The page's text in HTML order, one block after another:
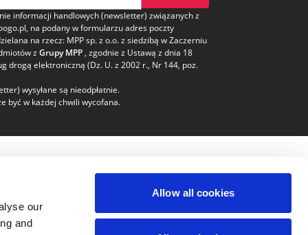
our
and
Allow all cookies
informacji handlowych (newsletter) związanych z
na podany w formularzu adres poczty
na rzecz: MPP sp. z o.o. z siedzibą w Zaczerniu
zGrupy MPP , zgodnie z Ustawą z dnia 18
drogą elektroniczną (Dz. U. z 2002 r., Nr 144, poz.
wysyłane są nieodpłatnie.
być w każdej chwili wycofana.
Kontakt
bok@voogo.pl